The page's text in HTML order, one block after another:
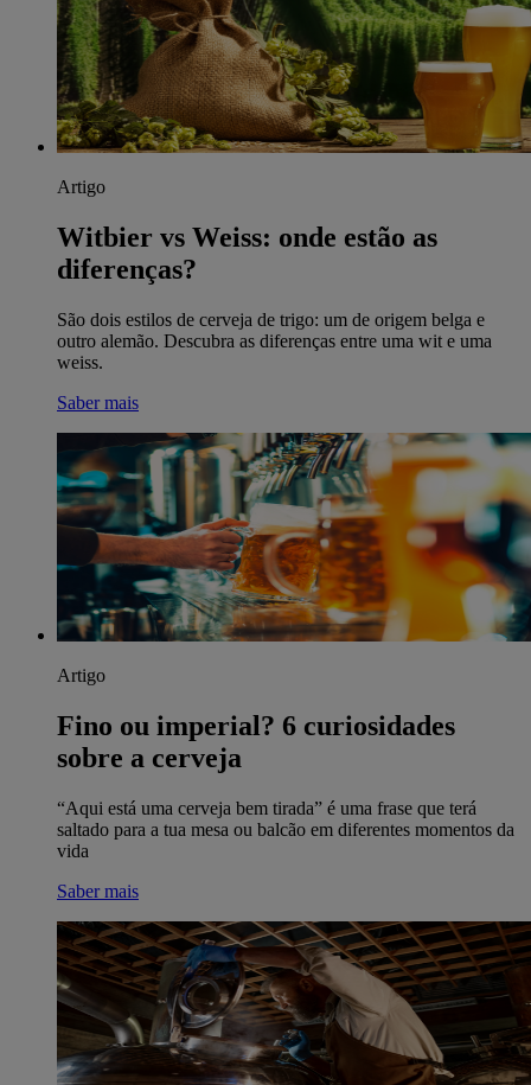
Artigo
Witbier vs Weiss: onde estão as
diferenças?
São dois estilos de cerveja de trigo: um de origem belga e
outro alemão. Descubra as diferenças entre uma wit e uma
weiss.
Saber mais
Artigo
Fino ou imperial? 6 curiosidades
sobre a cerveja
“Aqui está uma cerveja bem tirada” é uma frase que terá
saltado para a tua mesa ou balcão em diferentes momentos da
vida
Saber mais